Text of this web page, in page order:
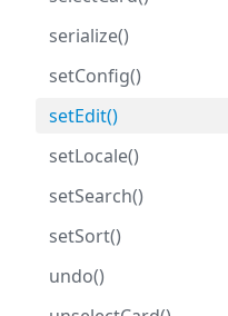
serialize()
setConfig()
setEdit()
setLocale()
setSearch()
setSort()
undo()